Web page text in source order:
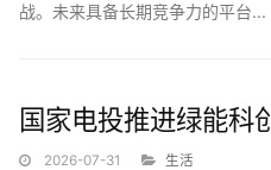
战。未来具备长期竞争力的平台...
国家电投推进绿能科
2026-07-31 生活